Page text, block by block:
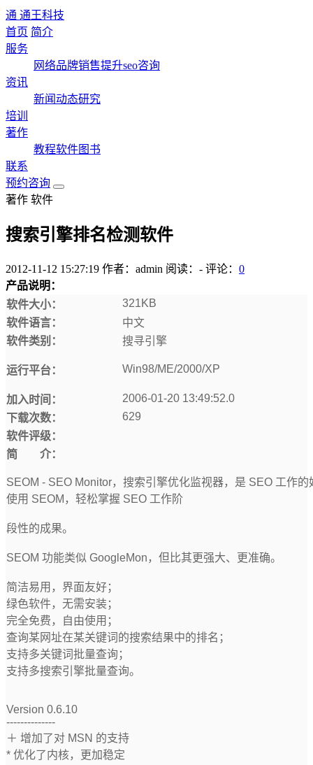
通 通王科技
首页 简介
服务
网络品牌销售提升seo咨询
资讯
新闻动态研究
培训
著作
教程软件图书
联系
预约咨询
著作 软件
搜索引擎排名检测软件
2012-11-12 15:27:19 作者：admin 阅读： - 评论： 0
产品说明：
软件大小：
321KB
软件语言：
中文
软件类别：
搜寻引擎
运行平台： Win98/ME/2000/XP
加入时间：
2006-01-20 13:49:52.0
下载次数：
629
软件评级：
简 介：
SEOM - SEO Monitor，搜索引擎优化监视器，是 SEO 工作的
使用 SEOM，轻松掌握 SEO 工作阶
段性的成果。
SEOM 功能类似 GoogleMon，但比其更强大、更准确。
简洁易用，界面友好；
绿色软件，无需安装；
完全免费，自由使用；
查询某网址在某关键词的搜索结果中的排名；
支持多关键词批量查询；
支持多搜索引擎批量查询。
Version 0.6.10
--------------
＋ 增加了对 MSN 的支持
* 优化了内核，更加稳定